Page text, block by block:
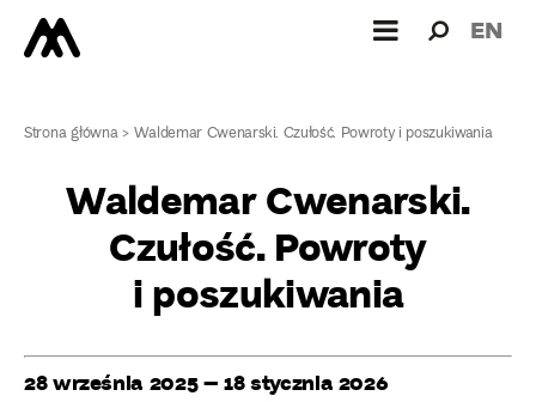
dla: EN
Strona główna>Waldemar Cwenarski. Czułość. Powroty i poszukiwania
Waldemar Cwenarski.
Czułość. Powroty
i poszukiwania
28 września 2025 – 18 stycznia 2026